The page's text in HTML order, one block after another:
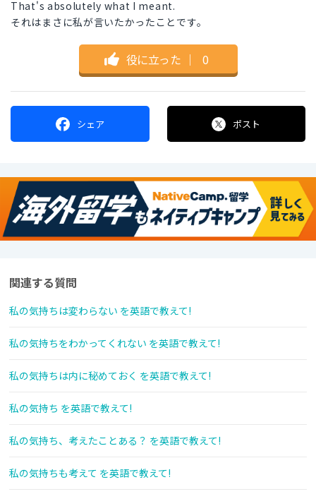
That's absolutely what I meant.
それはまさに私が言いたかったことです。
役に立った ｜ 0
シェア ポスト
関連する質問
私の気持ちは変わらない を英語で教えて!
私の気持ちをわかってくれない を英語で教えて!
私の気持ちは内に秘めておく を英語で教えて!
私の気持ち を英語で教えて!
私の気持ち、考えたことある？ を英語で教えて!
私の気持ちも考えて を英語で教えて!